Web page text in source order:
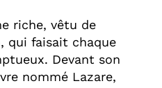
riche, vêtu de
qui faisait chaque
Devant son
nommé Lazare,